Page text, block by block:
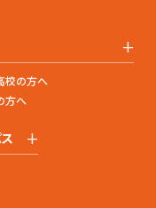
+
校の方へ
方へ
+